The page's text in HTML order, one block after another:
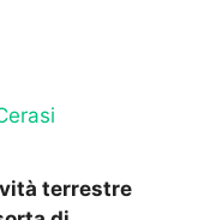
terrestre